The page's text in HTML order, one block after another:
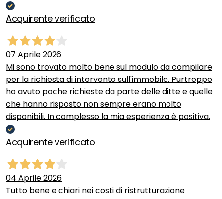
Acquirente verificato
07 Aprile 2026
Mi sono trovato molto bene sul modulo da compilare
per la richiesta di intervento sull'immobile. Purtroppo
ho avuto poche richieste da parte delle ditte e quelle
che hanno risposto non sempre erano molto
disponibili. In complesso la mia esperienza è positiva.
Acquirente verificato
04 Aprile 2026
Tutto bene e chiari nei costi di ristrutturazione